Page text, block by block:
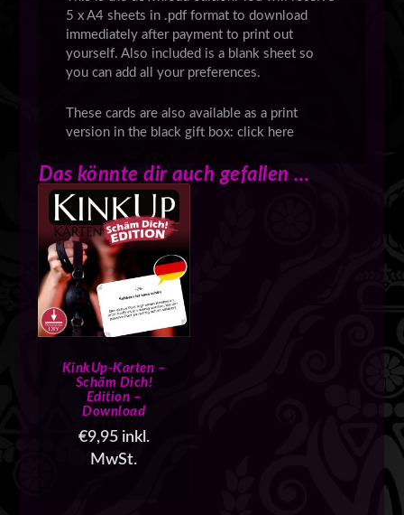
5 x A4 sheets in .pdf format to download
immediately after payment to print out
yourself. Also included is a blank sheet so
you can add all your preferences.
These cards are also available as a print
version in the black gift box: click here
Das könnte dir auch gefallen …
KinkUp-Karten –
Schäm Dich!
Edition –
Download
€9,95 inkl.
MwSt.